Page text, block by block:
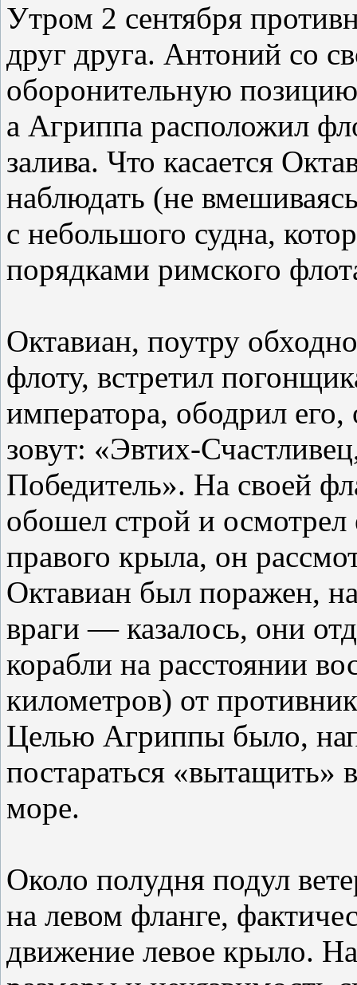
Утром 2 сентября
друг друга. Антоний со
оборонительную
а Агриппа расположил
залива. Что касается
наблюдать (не
с небольшого судна,
порядками римского
Октавиан, поутру
флоту, встретил
императора, ободрил его,
зовут: «Эвтих-
Победитель». На своей
обошел строй и
правого крыла, он
Октавиан был поражен,
враги — казалось, они
корабли на расстоянии
километров) от
Целью Агриппы было,
постараться «вытащить»
море.
Около полудня подул
на левом фланге,
движение левое крыло.